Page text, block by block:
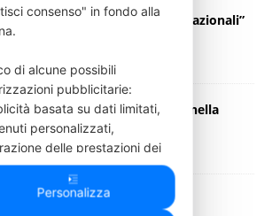
data nelle neuroscienze transazionali”
2022
del nano-disordine nella
del diabete mellito
Dicembre 2020 Redazione
consenso" in fondo alla
di alcune possibili
pubblicitarie:
basata su dati limitati,
personalizzati,
delle prestazioni dei
e degli annunci, ricerche
e sviluppo di servizi.
la nostra lista di
Personalizza